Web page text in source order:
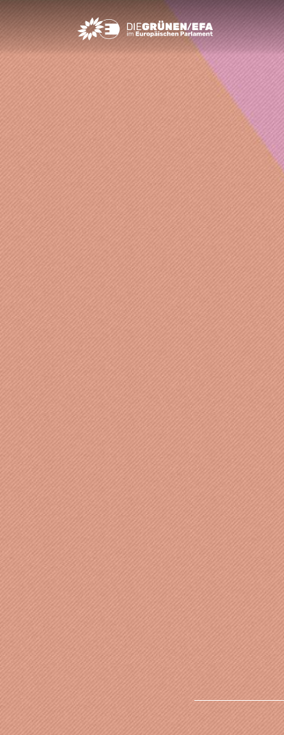
Greens/EFA Home